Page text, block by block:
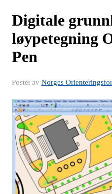
Digitale
løypetegning
Pen
Postet av Norges